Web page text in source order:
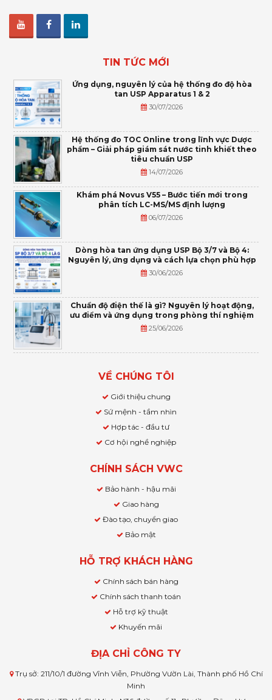
TIN TỨC MỚI
Ứng dụng, nguyên lý của hệ thống đo độ hòa
tan USP Apparatus 1 & 2
30/07/2026
Hệ thống đo TOC Online trong lĩnh vực Dược
phẩm – Giải pháp giám sát nước tinh khiết theo
tiêu chuẩn USP
14/07/2026
Khám phá Novus V55 – Bước tiến mới trong
phân tích LC-MS/MS định lượng
06/07/2026
Dòng hòa tan ứng dụng USP Bộ 3/7 và Bộ 4:
Nguyên lý, ứng dụng và cách lựa chọn phù hợp
30/06/2026
Chuẩn độ điện thế là gì? Nguyên lý hoạt động,
ưu điểm và ứng dụng trong phòng thí nghiệm
25/06/2026
VỀ CHÚNG TÔI
Giới thiệu chung
Sứ mệnh - tầm nhìn
Hợp tác - đầu tư
Cơ hội nghề nghiệp
CHÍNH SÁCH VWC
Bảo hành - hậu mãi
Giao hàng
Đào tạo, chuyển giao
Bảo mật
HỖ TRỢ KHÁCH HÀNG
Chính sách bán hàng
Chính sách thanh toán
Hỗ trợ kỹ thuật
Khuyến mãi
ĐỊA CHỈ CÔNG TY
Trụ sở: 211/10/1 đường Vĩnh Viễn, Phường Vườn Lài, Thành phố Hồ Chí
Minh